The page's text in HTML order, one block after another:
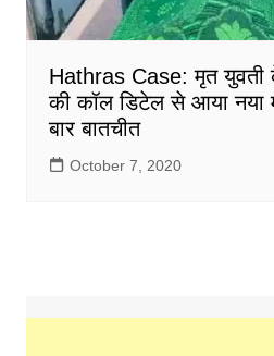
Hathras Case: मृत युवती
की कॉल डिटेल से आया नया
बार बातचीत
October 7, 2020